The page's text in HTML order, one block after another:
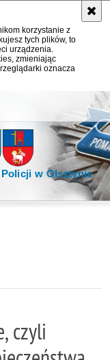
korzystanie z
tych plików, to
urządzenia.
zmieniając
oznacza
Policji w Olsztynie
czyli